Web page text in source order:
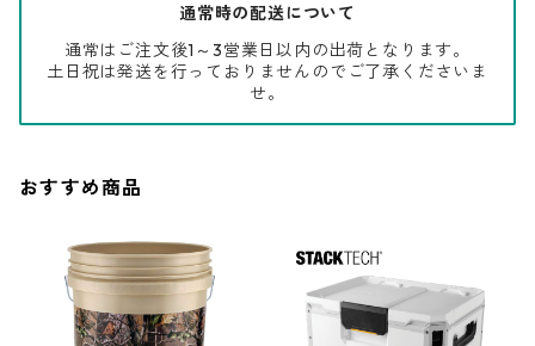
通常時の配送について
通常はご注文後1～3営業日以内の出荷となります。
土日祝は発送を行っておりませんのでご了承くださいま
せ。
おすすめ商品